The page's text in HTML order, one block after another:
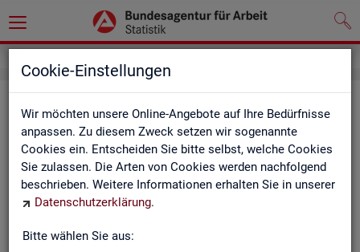
Cookie-Einstellungen
Wir möchten unsere Online-Angebote auf Ihre Bedürfnisse
anpassen. Zu diesem Zweck setzen wir sogenannte
Cookies ein. Entscheiden Sie bitte selbst, welche Cookies
Sie zulassen. Die Arten von Cookies werden nachfolgend
beschrieben. Weitere Informationen erhalten Sie in unserer
Datenschutzerklärung.
Bitte wählen Sie aus:
Ge­mein­de­da­ten der so­zi­al­ver­si­che­
rungs­pflich­tig Be­schäf­tig­ten nach
Wohn- und Ar­beits­ort - Deutsch­
land, Län­der, Krei­se und Ge­mein­den
(Jah­res­zah­len)
Die Ta­bel­len er­schei­nen jähr­lich und ent­hal­ten In­for­ma­tio­nen